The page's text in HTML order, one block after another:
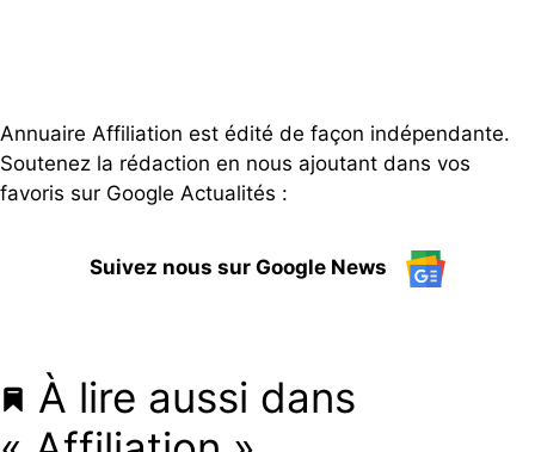
Annuaire Affiliation est édité de façon indépendante.
Soutenez la rédaction en nous ajoutant dans vos
favoris sur Google Actualités :
Suivez nous sur Google News
À lire aussi dans